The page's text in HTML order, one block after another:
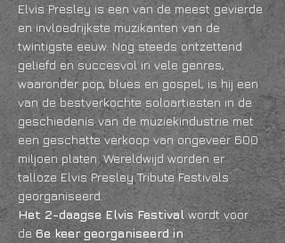
Elvis Presley is een van de meest gevierde
en invloedrijkste muzikanten van de
twintigste eeuw. Nog steeds ontzettend
geliefd en succesvol in vele genres,
waaronder pop, blues en gospel, is hij een
van de bestverkochte soloartiesten in de
geschiedenis van de muziekindustrie met
een geschatte verkoop van ongeveer 600
miljoen platen. Wereldwijd worden er
talloze Elvis Presley Tribute Festivals
georganiseerd.
Het 2-daagse Elvis Festival wordt voor
de 6e keer georganiseerd in